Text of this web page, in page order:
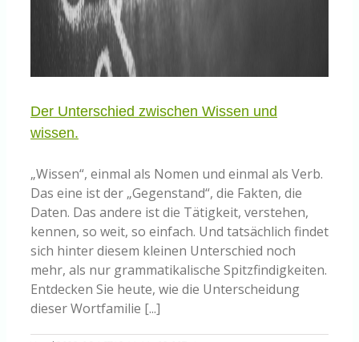
Der Unterschied zwischen Wissen und
wissen.
„Wissen“, einmal als Nomen und einmal als Verb.
Das eine ist der „Gegenstand“, die Fakten, die
Daten. Das andere ist die Tätigkeit, verstehen,
kennen, so weit, so einfach. Und tatsächlich findet
sich hinter diesem kleinen Unterschied noch
mehr, als nur grammatikalische Spitzfindigkeiten.
Entdecken Sie heute, wie die Unterscheidung
dieser Wortfamilie [...]